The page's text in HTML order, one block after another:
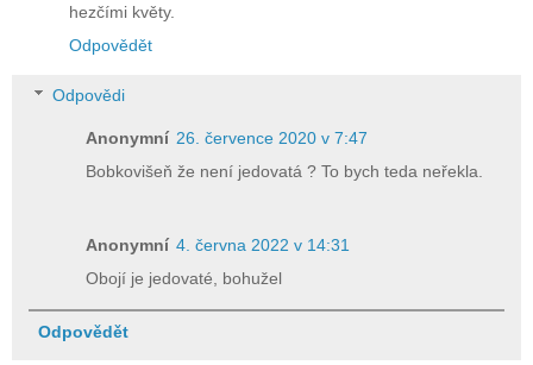
hezčími květy.
Odpovědět
Odpovědi
Anonymní 26. července 2020 v 7:47
Bobkovišeň že není jedovatá ? To bych teda neřekla.
Anonymní 4. června 2022 v 14:31
Obojí je jedovaté, bohužel
Odpovědět